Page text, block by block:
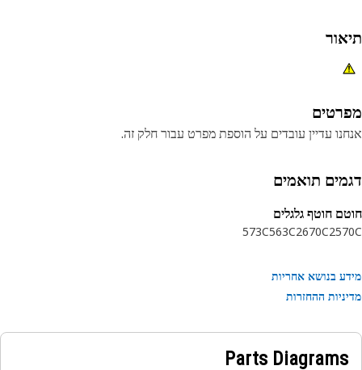
עדיין עובדים על הוספת מפרט עבור חלק זה.
תואמים
חוטף גלגלים
2670C
563C
573C
בנושא אחריות
ההחזרות
Parts Diagrams